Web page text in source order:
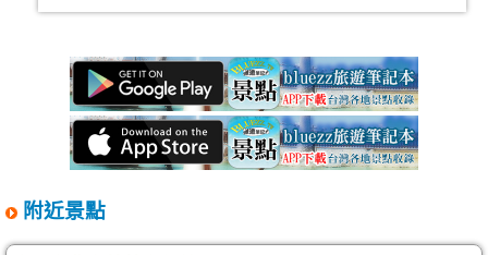
附近景點